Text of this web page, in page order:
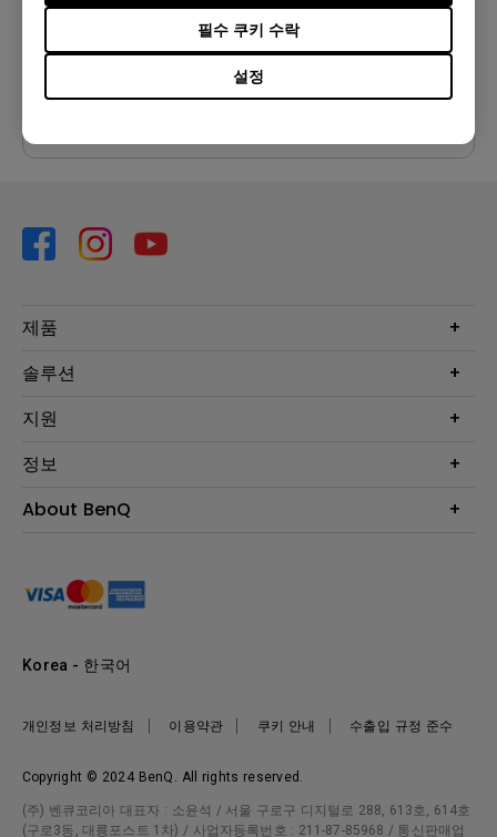
설정
필수 쿠키 수락
파일 크기:1022.97 KB
미리 보기
제품
프로젝터
조명
솔루션
Eye-Care 모니터
e스포츠
비즈니스 디스플레이
지원
문의
서비스센터
정보
프로젝터 거리계산기
About BenQ
사회적 책임
뉴스
Copyright © 2024 BenQ. All rights reserved.
개인정보 처리방침 이용약관 쿠키 안내 수출입 규정 준수
Korea - 한국어
(주) 벤큐코리아 대표자 : 소윤석 / 서울 구로구 디지털로 288, 613호, 614호
(구로3동, 대륭포스트 1차) / 사업자등록번호 : 211-87-85968 / 통신판매업